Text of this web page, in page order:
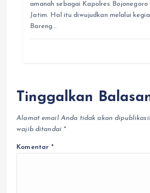
amanah sebagai Kapolres Bojonegoro
Jatim. Hal itu diwujudkan melalui
Bareng…
Tinggalkan
Alamat email Anda tidak akan
wajib ditandai *
Komentar*